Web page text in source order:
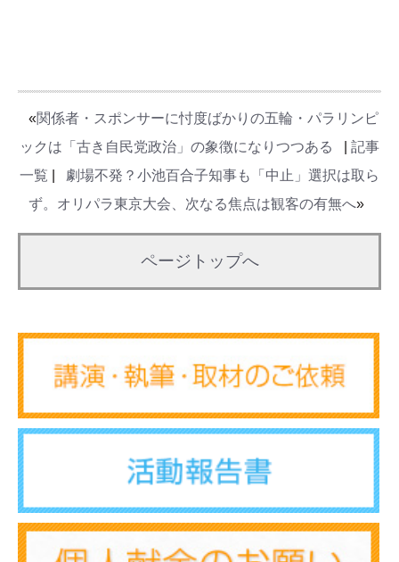
«関係者・スポンサーに忖度ばかりの五輪・パラリンピ
ックは「古き自民党政治」の象徴になりつつある
記事
一覧
劇場不発？小池百合子知事も「中止」選択は取ら
ず。オリパラ東京大会、次なる焦点は観客の有無へ»
ページトップへ